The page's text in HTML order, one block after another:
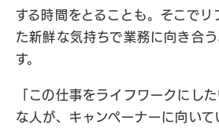
する時間をとることも。そこでリ
た新鮮な気持ちで業務に向き合
す。
「この仕事をライフワークにし
な人が、キャンペーナーに向い